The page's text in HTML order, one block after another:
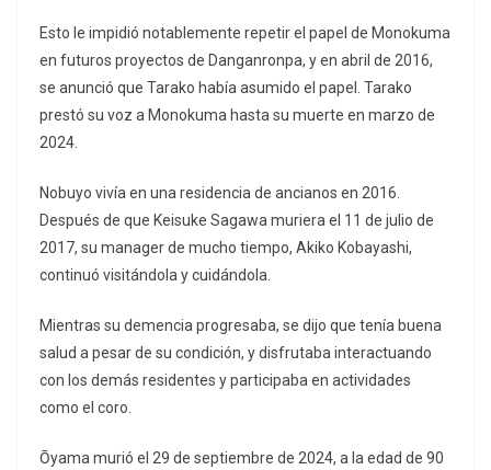
Esto le impidió notablemente repetir el papel de Monokuma
en futuros proyectos de Danganronpa, y en abril de 2016,
se anunció que Tarako había asumido el papel. Tarako
prestó su voz a Monokuma hasta su muerte en marzo de
2024.
Nobuyo vivía en una residencia de ancianos en 2016.
Después de que Keisuke Sagawa muriera el 11 de julio de
2017, su manager de mucho tiempo, Akiko Kobayashi,
continuó visitándola y cuidándola.
Mientras su demencia progresaba, se dijo que tenía buena
salud a pesar de su condición, y disfrutaba interactuando
con los demás residentes y participaba en actividades
como el coro.
Ōyama murió el 29 de septiembre de 2024, a la edad de 90